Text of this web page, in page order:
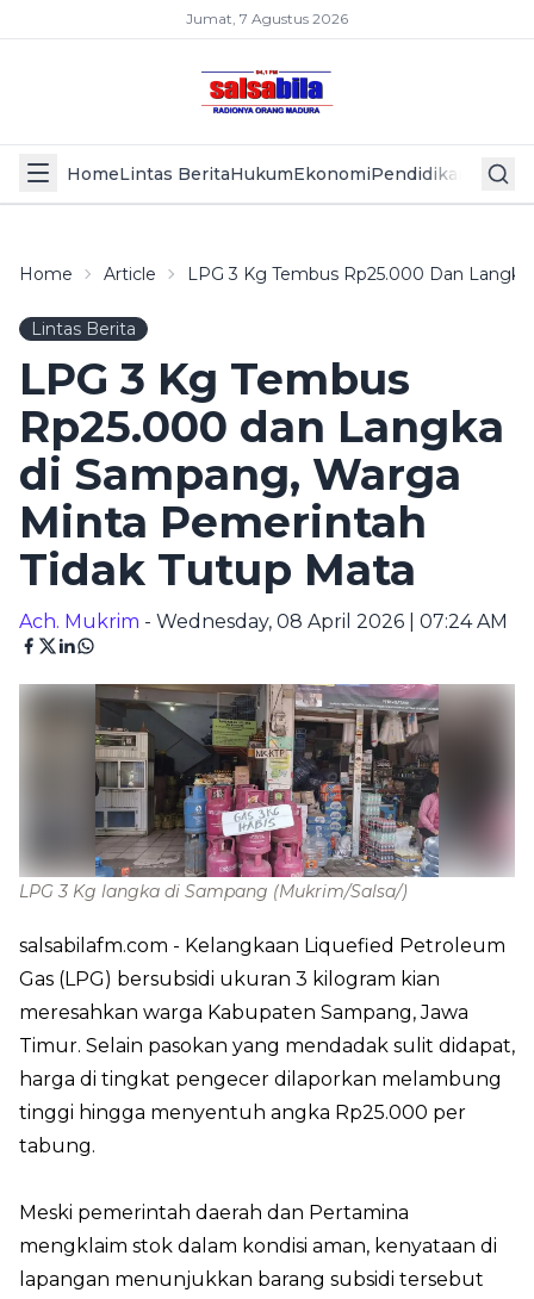
Jumat, 7 Agustus 2026
HomeLintas BeritaHukumEkonomiPendidikan Politik
Home Article LPG 3 Kg Tembus Rp25.000 Dan
Lintas Berita
LPG 3 Kg Tembus
Rp25.000 dan Langka
di Sampang, Warga
Minta Pemerintah
Tidak Tutup Mata
Ach. Mukrim - Wednesday, 08 April 2026 | 07:24 AM
LPG 3 Kg langka di Sampang (Mukrim/Salsa/)
salsabilafm.com - Kelangkaan Liquefied Petroleum
Gas (LPG) bersubsidi ukuran 3 kilogram kian
meresahkan warga Kabupaten Sampang, Jawa
Timur. Selain pasokan yang mendadak sulit didapat,
harga di tingkat pengecer dilaporkan melambung
tinggi hingga menyentuh angka Rp25.000 per
tabung.
Meski pemerintah daerah dan Pertamina
mengklaim stok dalam kondisi aman, kenyataan di
lapangan menunjukkan barang subsidi tersebut